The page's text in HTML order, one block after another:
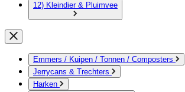
12) Kleindier & Pluimvee
Emmers / Kuipen / Tonnen / Composters
Jerrycans & Trechters
Harken